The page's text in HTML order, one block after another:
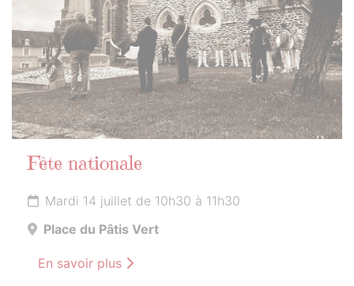
Fête nationale
Mardi 14 juillet de 10h30 à 11h30
Place du Pâtis Vert
En savoir plus